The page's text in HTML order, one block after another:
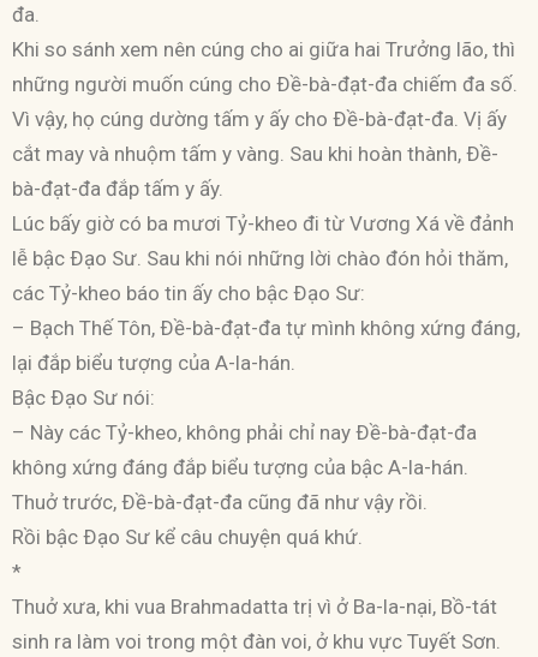
đa.
Khi so sánh xem nên cúng cho ai giữa hai Trưởng lão, thì
những người muốn cúng cho Ðề-bà-đạt-đa chiếm đa số.
Vì vậy, họ cúng dường tấm y ấy cho Ðề-bà-đạt-đa. Vị ấy
cắt may và nhuộm tấm y vàng. Sau khi hoàn thành, Ðề-
bà-đạt-đa đắp tấm y ấy.
Lúc bấy giờ có ba mươi Tỷ-kheo đi từ Vương Xá về đảnh
lễ bậc Ðạo Sư. Sau khi nói những lời chào đón hỏi thăm,
các Tỷ-kheo báo tin ấy cho bậc Ðạo Sư:
– Bạch Thế Tôn, Ðề-bà-đạt-đa tự mình không xứng đáng,
lại đắp biểu tượng của A-la-hán.
Bậc Ðạo Sư nói:
– Này các Tỷ-kheo, không phải chỉ nay Ðề-bà-đạt-đa
không xứng đáng đắp biểu tượng của bậc A-la-hán.
Thuở trước, Ðề-bà-đạt-đa cũng đã như vậy rồi.
Rồi bậc Ðạo Sư kể câu chuyện quá khứ.
*
Thuở xưa, khi vua Brahmadatta trị vì ở Ba-la-nại, Bồ-tát
sinh ra làm voi trong một đàn voi, ở khu vực Tuyết Sơn.